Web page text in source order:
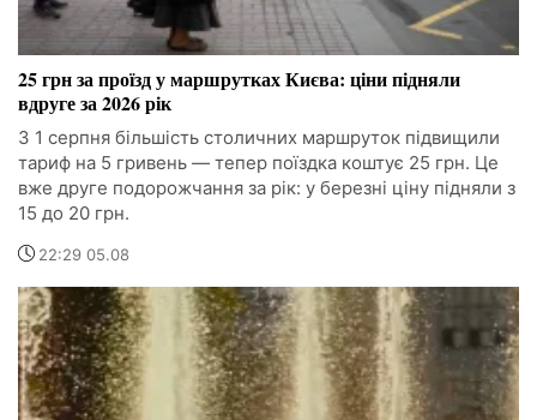
25 грн за проїзд у маршрутках Києва: ціни підняли
вдруге за 2026 рік
З 1 серпня більшість столичних маршруток підвищили
тариф на 5 гривень — тепер поїздка коштує 25 грн. Це
вже друге подорожчання за рік: у березні ціну підняли з
15 до 20 грн.
22:29 05.08